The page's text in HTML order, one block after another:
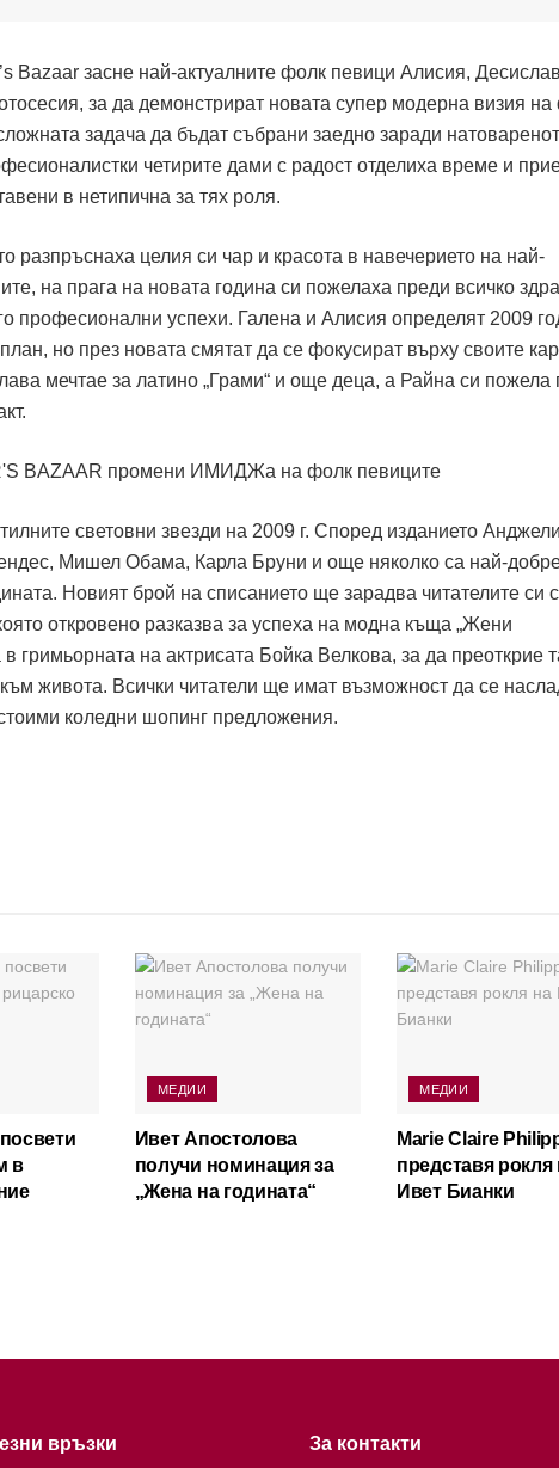
Bazaar засне най-актуалните фолк певици Алисия,
за да демонстрират новата супер модерна визия
задача да бъдат събрани заедно заради
четирите дами с радост отделиха време и
в нетипична за тях роля.
разпръснаха целия си чар и красота в навечерието на най-
на прага на новата година си пожелаха преди всичко
професионални успехи. Галена и Алисия определят 2009
но през новата смятат да се фокусират върху своите
мечтае за латино „Грами“ и още деца, а Райна си пожела
световни звезди на 2009 г. Според изданието
Мишел Обама, Карла Бруни и още няколко са най-
Новият брой на списанието ще зарадва читателите си с
откровено разказва за успеха на модна къща „Жени
гримьорната на актрисата Бойка Велкова, за да преоткрие
към живота. Всички читатели ще имат възможност да се
коледни шопинг предложения.
в
МЕДИИ
Ивет Апостолова
получи номинация за
„Жена на годината“
МЕДИИ
Marie Claire
представя рокля
Ивет Бианки
връзки За контакти